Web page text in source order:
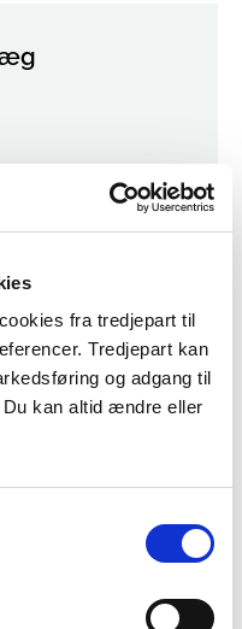
fra tredjepart til
Tredjepart kan
og adgang til
kan altid ændre eller
du skifte eller
pejseindsats, når
er produceret før
du skal gøre,